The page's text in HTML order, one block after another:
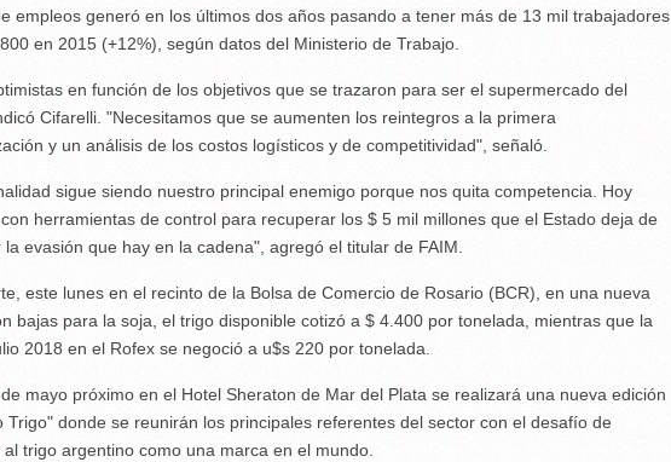
empleos generó en los últimos dos años pasando a tener más de 13 mil trabajadores
en 2015 (+12%), según datos del Ministerio de Trabajo.
en función de los objetivos que se trazaron para ser el supermercado del
Cifarelli. "Necesitamos que se aumenten los reintegros a la primera
y un análisis de los costos logísticos y de competitividad", señaló.
sigue siendo nuestro principal enemigo porque nos quita competencia. Hoy
herramientas de control para recuperar los $ 5 mil millones que el Estado deja de
la evasión que hay en la cadena", agregó el titular de FAIM.
este lunes en el recinto de la Bolsa de Comercio de Rosario (BCR), en una nueva
bajas para la soja, el trigo disponible cotizó a $ 4.400 por tonelada, mientras que la
2018 en el Rofex se negoció a u$s 220 por tonelada.
mayo próximo en el Hotel Sheraton de Mar del Plata se realizará una nueva edición
Trigo" donde se reunirán los principales referentes del sector con el desafío de
al trigo argentino como una marca en el mundo.